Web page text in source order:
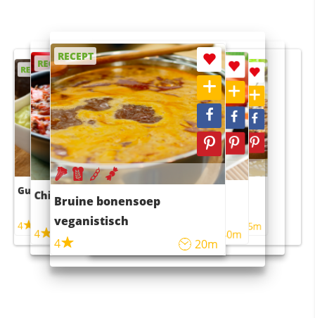
RECEPT
Guacamole
4
RECEPT
Chili con carne
4 45m
RECEPT
Bruine bonensoep
veganistisch
4
20m
RECEPT
Sushi rijstsalade
maaltijdsalade
40m
RECEPT
4 55m